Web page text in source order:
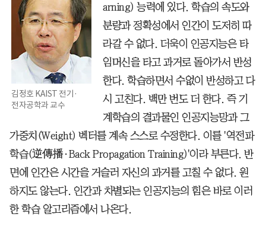
김정호 KAIST 전기·
전자공학과 교수
arning) 능력에 있다. 학습의 속도와
분량과 정확성에서 인간이 도저히 따
라갈 수 없다. 더욱이 인공지능은 타
임머신을 타고 과거로 돌아가서 반성
한다. 학습하면서 수없이 반성하고 다
시 고친다. 백만 번도 더 한다. 즉 기
계학습의 결과물인 인공지능망과 그
가중치(Weight) 벡터를 계속 스스로 수정한다. 이를 '역전파
학습(逆傳播·Back Propagation Training)'이라 부른다. 반
면에 인간은 시간을 거슬러 자신의 과거를 고칠 수 없다. 원
하지도 않는다. 인간과 차별되는 인공지능의 힘은 바로 이러
한 학습 알고리즘에서 나온다.